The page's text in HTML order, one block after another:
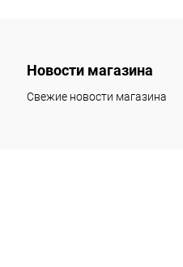
Новости магазина
Свежие новости магазина